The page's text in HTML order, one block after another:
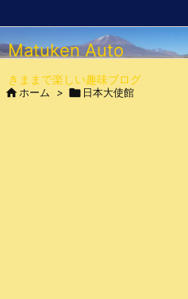
Matuken Auto
きままで楽しい趣味ブログ
ホーム >  日本大使館